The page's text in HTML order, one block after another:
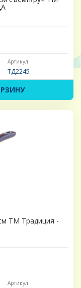
Артикул:
ТД2245
ТМ Традиция -
Артикул: